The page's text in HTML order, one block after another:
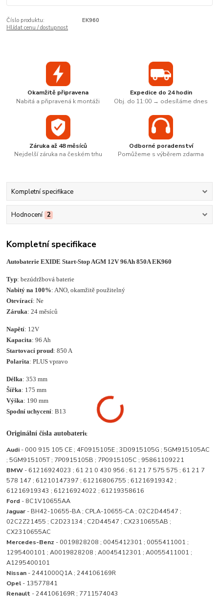
Číslo produktu:
EK960
Hlídat cenu / dostupnost
Okamžitě připravena
Nabitá a připravená k montáži
Expedice do 24 hodin
Obj. do 11:00 → odesíláme dnes
Záruka až 48 měsíců
Nejdelší záruka na českém trhu
Odborné poradenství
Pomůžeme s výběrem zdarma
Kompletní specifikace
Hodnocení 2
Kompletní specifikace
Autobaterie EXIDE Start-Stop AGM 12V 96Ah 850A EK960
Typ: bezúdržbová baterie
Nabitý na 100%: ANO, okamžitě použitelný
Otevírací: Ne
Záruka: 24 měsíců
Napětí: 12V
Kapacita: 96 Ah
Startovací proud: 850 A
Polarita: PLUS vpravo
Délka: 353 mm
Šířka: 175 mm
Výška: 190 mm
Spodní uchycení: B13
Originální čísla autobaterie
Audi - 000 915 105 CE ; 4F0915105E ; 3D0915105G ; 5GM915105AC
; 5GM915105T ; 7P0915105B ; 7P0915105C ; 95861109221
BMW - 61216924023 ; 61 21 0 430 956 ; 61 21 7 575 575 ; 61 21 7
578 147 ; 61210147397 ; 61216806755 ; 61216919342 ;
61216919343 ; 61216924022 ; 61219358616
Ford - 8C1V10655AA
Jaguar - BH42-10655-BA ; CPLA-10655-CA ; 02C2D44547 ;
02C2Z21455 ; C2D23134 ; C2D44547 ; CX2310655AB ;
CX2310655AC
Mercedes-Benz - 0019828208 ; 0045412301 ; 0055411001 ;
1295400101 ; A0019828208 ; A0045412301 ; A0055411001 ;
A1295400101
Nissan - 2441000Q1A ; 244106169R
Opel - 13577841
Renault - 244106169R ; 7711574043